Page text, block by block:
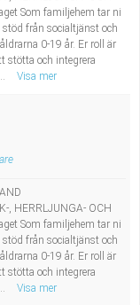
Som familjehem tar ni
från socialtjänst och
0-19 år. Er roll är
stötta och integrera
Visa mer
, HERRLJUNGA- OCH
Som familjehem tar ni
från socialtjänst och
0-19 år. Er roll är
stötta och integrera
Visa mer